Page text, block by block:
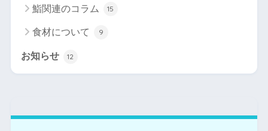
鮨関連のコラム 15
食材について 9
お知らせ 12